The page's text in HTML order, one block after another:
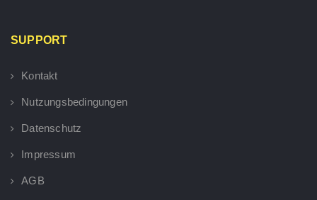
SUPPORT
Kontakt
Nutzungsbedingungen
Datenschutz
Impressum
AGB